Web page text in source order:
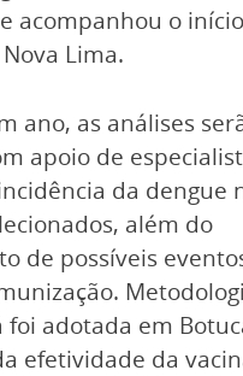
acompanhou o
Lima.
ano, as análises
apoio de
da dengue
além do
de possíveis
adotada em
efetividade da